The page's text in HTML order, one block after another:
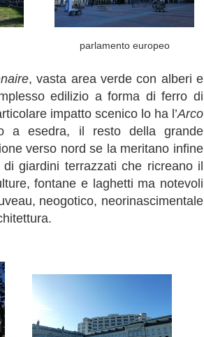
parlamento europeo
, vasta area verde con alberi e
edilizio a forma di ferro di
impatto scenico lo ha l’Arco
a esedra, il resto della grande
verso nord se la meritano infine
giardini terrazzati che ricreano il
fontane e laghetti ma notevoli
neogotico, neorinascimentale